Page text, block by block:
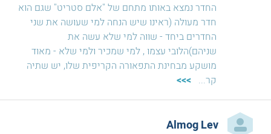
החדר נמצא באותו מתחם של "אלם סטריט" שגם הוא
חדר מעולה (ראינו שיש הנחה למי שעושה את שני
החדרים ביחד - שווה למי שלא עשה את
שניהם)הלובי עצמו , למי שמכיר ולמי שלא - מאוד
מושקע מבחינת התפאורה הקריפית שלו, יש שתיה
קר...
>>>
Almog Lev